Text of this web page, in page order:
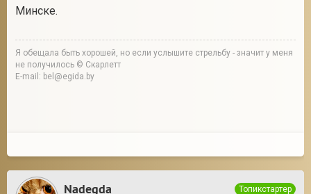
Минске.
Я обещала быть хорошей, но если услышите стрельбу - значит у меня
не получилось © Скарлетт
E-mail: bel@egida.by
Nadegda Топикстартер